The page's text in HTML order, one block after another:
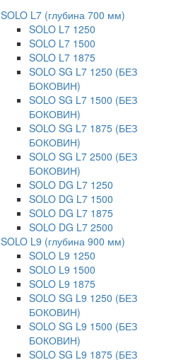
SOLO L7 (глубина 700 мм)
SOLO L7 1250
SOLO L7 1500
SOLO L7 1875
SOLO SG L7 1250 (БЕЗ
БОКОВИН)
SOLO SG L7 1500 (БЕЗ
БОКОВИН)
SOLO SG L7 1875 (БЕЗ
БОКОВИН)
SOLO SG L7 2500 (БЕЗ
БОКОВИН)
SOLO DG L7 1250
SOLO DG L7 1500
SOLO DG L7 1875
SOLO DG L7 2500
SOLO L9 (глубина 900 мм)
SOLO L9 1250
SOLO L9 1500
SOLO L9 1875
SOLO SG L9 1250 (БЕЗ
БОКОВИН)
SOLO SG L9 1500 (БЕЗ
БОКОВИН)
SOLO SG L9 1875 (БЕЗ